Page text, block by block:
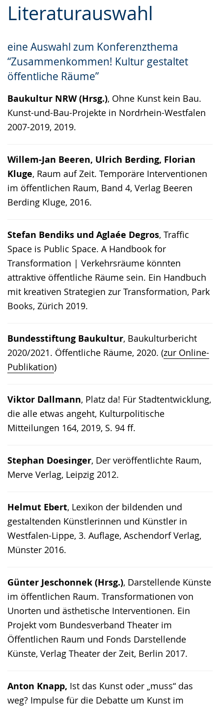
Literaturauswahl
eine Auswahl zum Konferenzthema
“Zusammenkommen! Kultur gestaltet
öffentliche Räume”
Baukultur NRW (Hrsg.), Ohne Kunst kein Bau.
Kunst-und-Bau-Projekte in Nordrhein-Westfalen
2007-2019, 2019.
Willem-Jan Beeren, Ulrich Berding, Florian
Kluge, Raum auf Zeit. Temporäre Interventionen
im öffentlichen Raum, Band 4, Verlag Beeren
Berding Kluge, 2016.
Stefan Bendiks und Aglaée Degros, Traffic
Space is Public Space. A Handbook for
Transformation | Verkehrsräume könnten
attraktive öffentliche Räume sein. Ein Handbuch
mit kreativen Strategien zur Transformation, Park
Books, Zürich 2019.
Bundesstiftung Baukultur, Baukulturbericht
2020/2021. Öffentliche Räume, 2020. (zur Online-
Publikation)
Viktor Dallmann, Platz da! Für Stadtentwicklung,
die alle etwas angeht, Kulturpolitische
Mitteilungen 164, 2019, S. 94 ff.
Stephan Doesinger, Der veröffentlichte Raum,
Merve Verlag, Leipzig 2012.
Helmut Ebert, Lexikon der bildenden und
gestaltenden Künstlerinnen und Künstler in
Westfalen-Lippe, 3. Auflage, Aschendorf Verlag,
Münster 2016.
Günter Jeschonnek (Hrsg.), Darstellende Künste
im öffentlichen Raum. Transformationen von
Unorten und ästhetische Interventionen. Ein
Projekt vom Bundesverband Theater im
Öffentlichen Raum und Fonds Darstellende
Künste, Verlag Theater der Zeit, Berlin 2017.
Anton Knapp, Ist das Kunst oder „muss“ das
weg? Impulse für die Debatte um Kunst im
Leichten
wechseln.
Audio-
Video
Deutscher
Gebärdensprache
wird
angezeigt.